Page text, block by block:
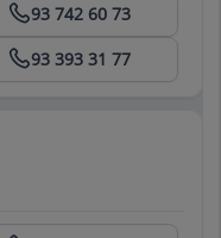
93 742 60 73
93 393 31 77